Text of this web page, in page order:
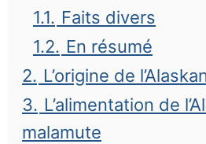
1.1. Faits divers
1.2. En résumé
2. L’origine de
3. L’alimentation de
malamute